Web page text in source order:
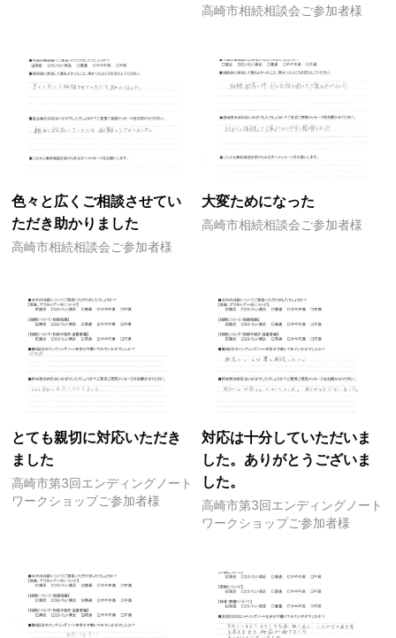
高崎市相続相談会ご参加者様
色々と広くご相談させてい
ただき助かりました
高崎市相続相談会ご参加者様
大変ためになった
高崎市相続相談会ご参加者様
とても親切に対応いただき
ました
高崎市第3回エンディングノート
ワークショップご参加者様
対応は十分していただいま
した。ありがとうございま
した。
高崎市第3回エンディングノート
ワークショップご参加者様